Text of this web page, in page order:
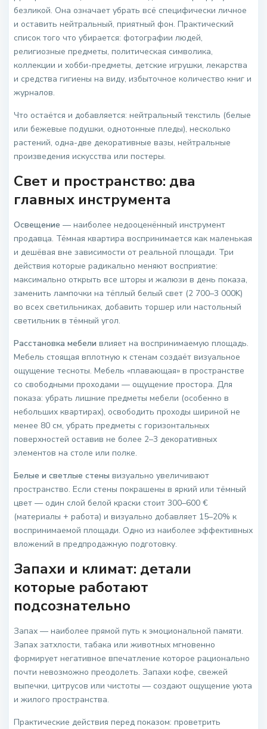
безликой. Она означает убрать всё специфически личное
и оставить нейтральный, приятный фон. Практический
список того что убирается: фотографии людей,
религиозные предметы, политическая символика,
коллекции и хобби-предметы, детские игрушки, лекарства
и средства гигиены на виду, избыточное количество книг и
журналов.
Что остаётся и добавляется: нейтральный текстиль (белые
или бежевые подушки, однотонные пледы), несколько
растений, одна-две декоративные вазы, нейтральные
произведения искусства или постеры.
Свет и пространство: два
главных инструмента
Освещение — наиболее недооценённый инструмент
продавца. Тёмная квартира воспринимается как маленькая
и дешёвая вне зависимости от реальной площади. Три
действия которые радикально меняют восприятие:
максимально открыть все шторы и жалюзи в день показа,
заменить лампочки на тёплый белый свет (2 700–3 000K)
во всех светильниках, добавить торшер или настольный
светильник в тёмный угол.
Расстановка мебели влияет на воспринимаемую площадь.
Мебель стоящая вплотную к стенам создаёт визуальное
ощущение тесноты. Мебель «плавающая» в пространстве
со свободными проходами — ощущение простора. Для
показа: убрать лишние предметы мебели (особенно в
небольших квартирах), освободить проходы шириной не
менее 80 см, убрать предметы с горизонтальных
поверхностей оставив не более 2–3 декоративных
элементов на столе или полке.
Белые и светлые стены визуально увеличивают
пространство. Если стены покрашены в яркий или тёмный
цвет — один слой белой краски стоит 300–600 €
(материалы + работа) и визуально добавляет 15–20% к
воспринимаемой площади. Одно из наиболее эффективных
вложений в предпродажную подготовку.
Запахи и климат: детали
которые работают
подсознательно
Запах — наиболее прямой путь к эмоциональной памяти.
Запах затхлости, табака или животных мгновенно
формирует негативное впечатление которое рационально
почти невозможно преодолеть. Запахи кофе, свежей
выпечки, цитрусов или чистоты — создают ощущение уюта
и жилого пространства.
Практические действия перед показом: проветрить